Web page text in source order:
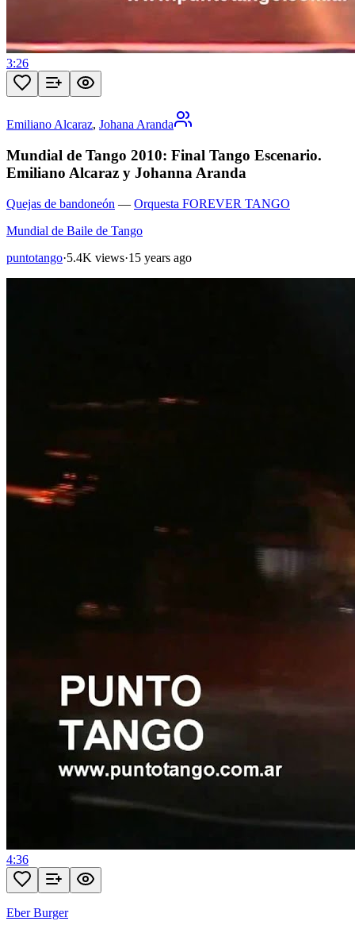
3:26
Emiliano Alcaraz, Johana Aranda
Mundial de Tango 2010: Final Tango Escenario.
Emiliano Alcaraz y Johanna Aranda
Quejas de bandoneón — Orquesta FOREVER TANGO
Mundial de Baile de Tango
puntotango·5.4K views·15 years ago
4:36
Eber Burger